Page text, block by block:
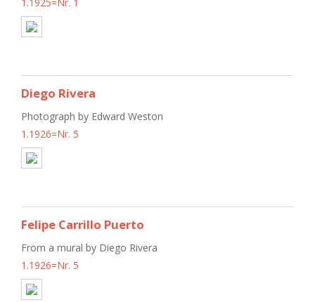
Diego Rivera
Photograph by Edward Weston
1.1926=Nr. 5
Felipe Carrillo Puerto
From a mural by Diego Rivera
1.1926=Nr. 5